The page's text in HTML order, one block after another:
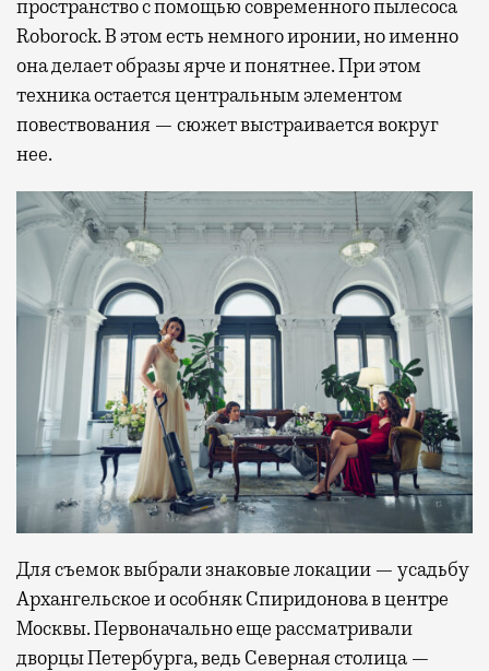
пространство с помощью современного пылесоса
Roborock. В этом есть немного иронии, но именно
она делает образы ярче и понятнее. При этом
техника остается центральным элементом
повествования — сюжет выстраивается вокруг
нее.
Для съемок выбрали знаковые локации — усадьбу
Архангельское и особняк Спиридонова в центре
Москвы. Первоначально еще рассматривали
дворцы Петербурга, ведь Северная столица —